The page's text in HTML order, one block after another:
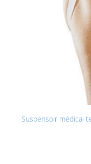
Suspensoir médical